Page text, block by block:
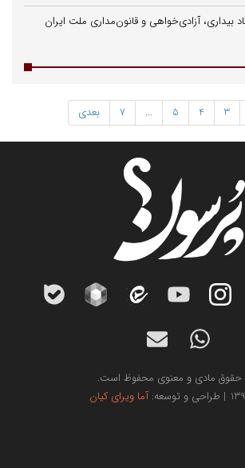
بیداری، آزادی‌خواهی و قانون‌مداری ملت ایران
3
4
5
...
7 بعدی
حقوق مادی و معنوی محفوظ است.
و توسعه:
آما ویرای کیان